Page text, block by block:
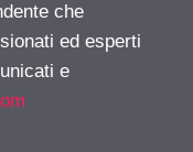
che
ed esperti
e